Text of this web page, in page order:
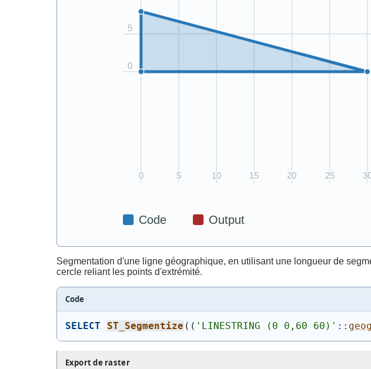
Segmentation d'une ligne géographique, en utilisant une longueur de
cercle reliant les points d'extrémité.
Code
SELECT ST_Segmentize ( ( ' LINESTRING (0 0,60 60) ' ::
Export de raster